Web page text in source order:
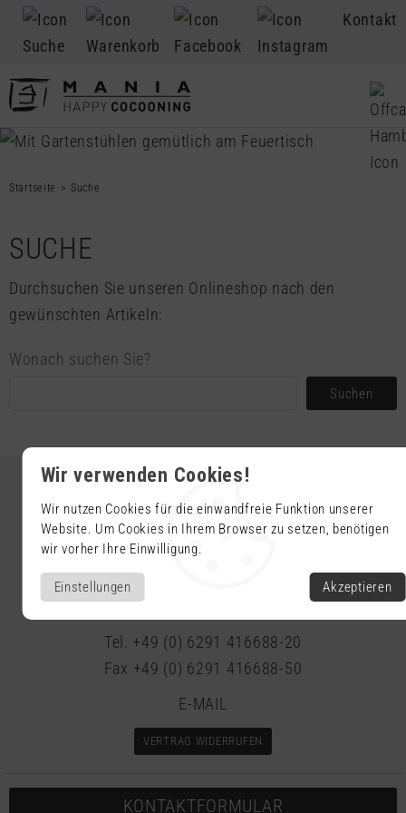
Kontakt
Wir verwenden Cookies!
Wir nutzen Cookies für die einwandfreie Funktion unserer
Website. Um Cookies in Ihrem Browser zu setzen, benötigen
wir vorher Ihre Einwilligung.
Einstellungen Akzeptieren
Startseite Suche
SUCHE
Durchsuchen Sie unseren Onlineshop nach den
gewünschten Artikeln:
Wonach suchen Sie?
MANIA GmbH
Industriepark 104
74706 Osterburken - Deutschland
Tel. +49 (0) 6291 416688-20
Fax +49 (0) 6291 416688-50
E-MAIL
VERTRAG WIDERRUFEN
KONTAKTFORMULAR